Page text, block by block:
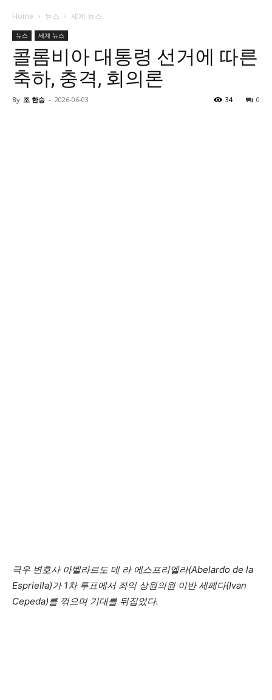
Home 뉴스 세계 뉴스
뉴스 세계 뉴스
콜롬비아 대통령 선거에 따른
축하, 충격, 회의론
By 조 한승 - 2026-06-03 0
34
극우 변호사 아벨라르도 데 라 에스프리엘라(Abelardo de la
Espriella)가 1차 투표에서 좌익 상원의원 이반 세페다(Ivan
Cepeda)를 꺾으며 기대를 뒤집었다.